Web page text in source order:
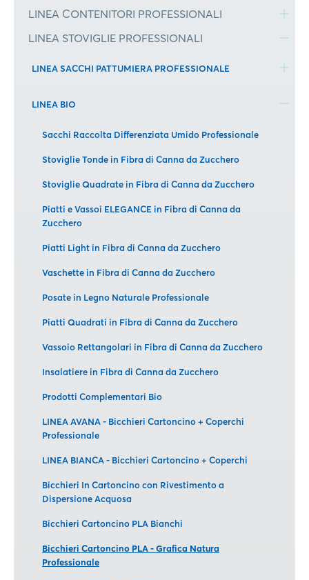
LINEA CONTENITORI PROFESSIONALI
LINEA STOVIGLIE PROFESSIONALI
LINEA SACCHI PATTUMIERA PROFESSIONALE
LINEA BIO
Sacchi Raccolta Differenziata Umido Professionale
Stoviglie Tonde in Fibra di Canna da Zucchero
Stoviglie Quadrate in Fibra di Canna da Zucchero
Piatti e Vassoi ELEGANCE in Fibra di Canna da
Zucchero
Piatti Light in Fibra di Canna da Zucchero
Vaschette in Fibra di Canna da Zucchero
Posate in Legno Naturale Professionale
Piatti Quadrati in Fibra di Canna da Zucchero
Vassoio Rettangolari in Fibra di Canna da Zucchero
Insalatiere in Fibra di Canna da Zucchero
Prodotti Complementari Bio
LINEA AVANA - Bicchieri Cartoncino + Coperchi
Professionale
LINEA BIANCA - Bicchieri Cartoncino + Coperchi
Bicchieri In Cartoncino con Rivestimento a
Dispersione Acquosa
Bicchieri Cartoncino PLA Bianchi
Bicchieri Cartoncino PLA - Grafica Natura
Professionale